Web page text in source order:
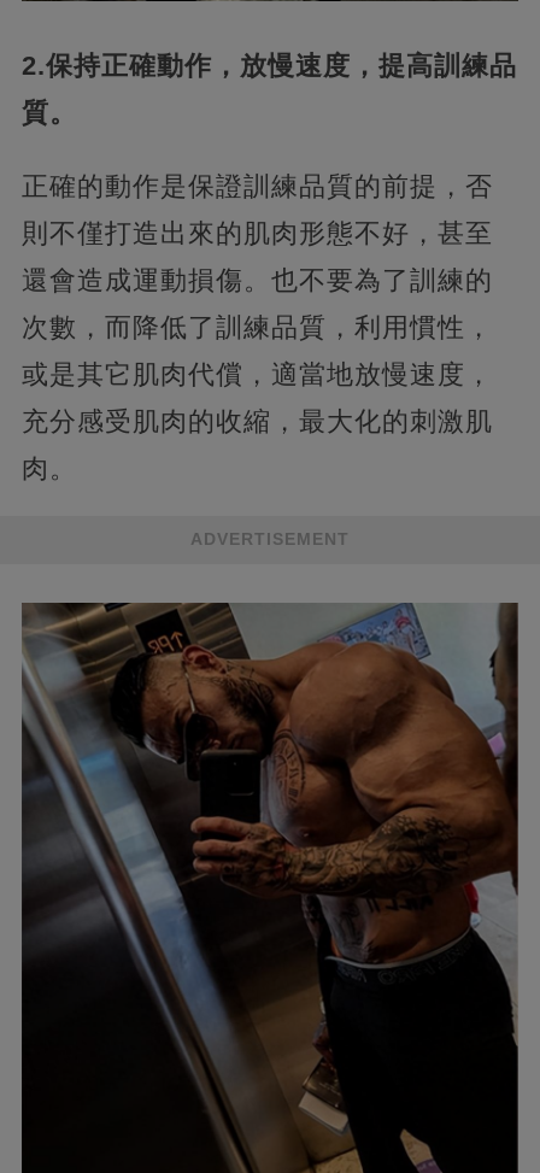
2.保持正確動作，放慢速度，提高訓練品
質。
正確的動作是保證訓練品質的前提，否
則不僅打造出來的肌肉形態不好，甚至
還會造成運動損傷。也不要為了訓練的
次數，而降低了訓練品質，利用慣性，
或是其它肌肉代償，適當地放慢速度，
充分感受肌肉的收縮，最大化的刺激肌
肉。
ADVERTISEMENT